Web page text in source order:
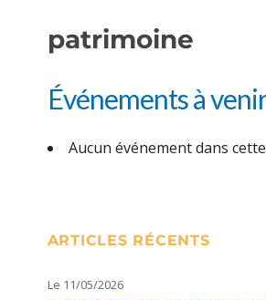
patrimoine
Événements à
Aucun événement dans
ARTICLES RÉCENTS
Le 11/05/2026